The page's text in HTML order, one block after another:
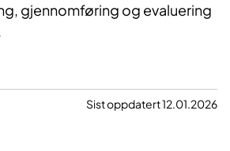
gjennomføring og evaluering
Sist oppdatert 12.01.2026